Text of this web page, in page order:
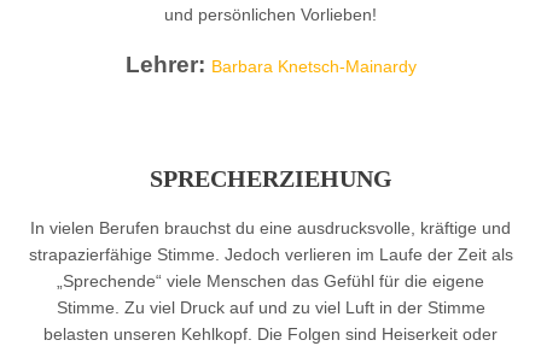
und persönlichen Vorlieben!
Lehrer: Barbara Knetsch-Mainardy
SPRECHERZIEHUNG
In vielen Berufen brauchst du eine ausdrucksvolle, kräftige und
strapazierfähige Stimme. Jedoch verlieren im Laufe der Zeit als
„Sprechende“ viele Menschen das Gefühl für die eigene
Stimme. Zu viel Druck auf und zu viel Luft in der Stimme
belasten unseren Kehlkopf. Die Folgen sind Heiserkeit oder